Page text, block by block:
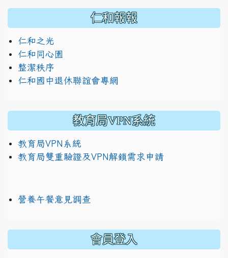
仁和報報
仁和之光
仁和同心園
整潔秩序
仁和國中退休聯誼會專網
教育局VPN系統
教育局VPN系統
教育局雙重驗證及VPN解鎖需求申請
營養午餐意見調查
會員登入